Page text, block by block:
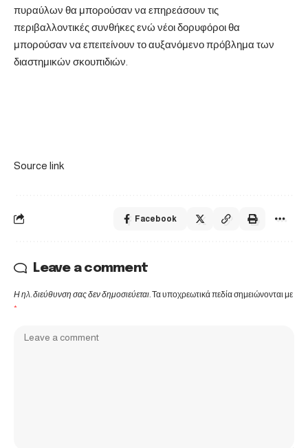
πυραύλων θα μπορούσαν να επηρεάσουν τις
περιβαλλοντικές συνθήκες ενώ νέοι δορυφόροι θα
μπορούσαν να επειτείνουν το αυξανόμενο πρόβλημα των
διαστημικών σκουπιδιών.
Source link
Facebook
Leave a comment
Η ηλ. διεύθυνση σας δεν δημοσιεύεται. Τα υποχρεωτικά πεδία σημειώνονται με
*